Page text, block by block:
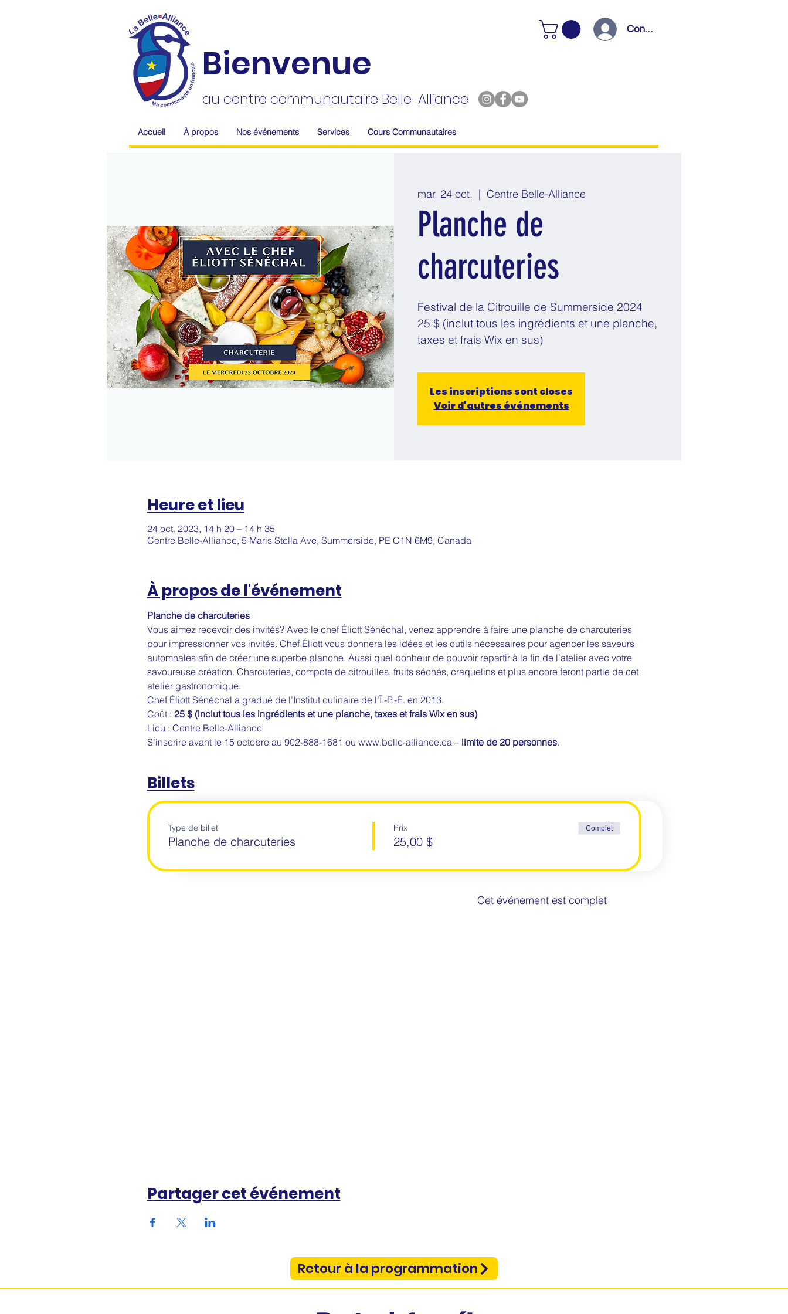
Bienvenue
au centre communautaire Belle-Alliance
Connexion
Accueil À propos Nos événements Services Cours Communautaires
mar. 24 oct.
  |
Centre Belle-Alliance
Planche de
charcuteries
Festival de la Citrouille de Summerside 2024
25 $ (inclut tous les ingrédients et une planche,
taxes et frais Wix en sus)
Les inscriptions sont closes
Voir d'autres événements
Heure et lieu
24 oct. 2023, 14 h 20 – 14 h 35
Centre Belle-Alliance, 5 Maris Stella Ave, Summerside, PE C1N 6M9, Canada
À propos de l'événement
Planche de charcuteries
Vous aimez recevoir des invités? Avec le chef Éliott Sénéchal, venez apprendre à faire une planche de charcuteries
pour impressionner vos invités. Chef Éliott vous donnera les idées et les outils nécessaires pour agencer les saveurs
automnales afin de créer une superbe planche. Aussi quel bonheur de pouvoir repartir à la fin de l’atelier avec votre
savoureuse création. Charcuteries, compote de citrouilles, fruits séchés, craquelins et plus encore feront partie de cet
atelier gastronomique.
Chef Éliott Sénéchal a gradué de l’Institut culinaire de l’Î.-P.-É. en 2013.
Coût : 25 $ (inclut tous les ingrédients et une planche, taxes et frais Wix en sus)
Lieu : Centre Belle-Alliance
S’inscrire avant le 15 octobre au 902-888-1681 ou www.belle-alliance.ca – limite de 20 personnes.
Billets
Type de billet
Planche de charcuteries
Prix
25,00 $
Complet
Cet événement est complet
Partager cet événement
Retour à la programmation